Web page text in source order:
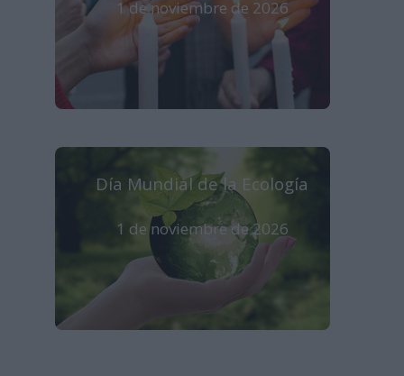
1 de noviembre de 2026
Día Mundial de la Ecología
1 de noviembre de 2026